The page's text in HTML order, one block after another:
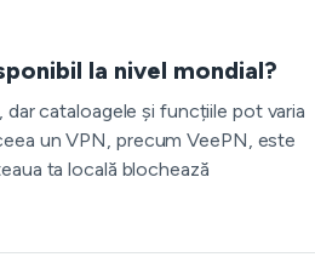
la nivel mondial?
cataloagele și funcțiile pot varia
un VPN, precum VeePN, este
ta locală blochează